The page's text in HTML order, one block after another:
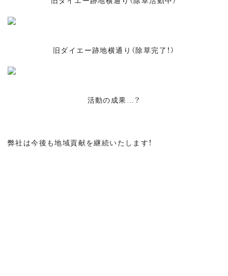
旧ダイエー跡地横通り（除草完了！）
活動の成果…？
弊社は今後も地域貢献を継続いたします！